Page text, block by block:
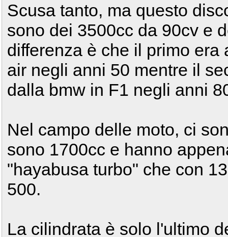
Scusa tanto, ma questo
sono dei 3500cc da 90cv e
differenza è che il primo
air negli anni 50 mentre il
dalla bmw in F1 negli anni
Nel campo delle moto, ci
sono 1700cc e hanno
"hayabusa turbo" che con
500.
La cilindrata è solo l'ultimo